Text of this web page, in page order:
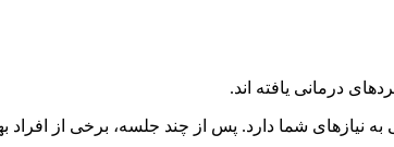
درمانی یافته اند.
شما دارد. پس از چند جلسه، برخی از افراد